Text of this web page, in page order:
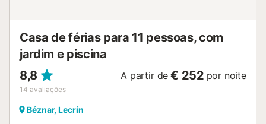
Casa de férias para 11 pessoas, com
jardim e piscina
8,8
14 avaliações
A partir de € 252 por noite
Béznar, Lecrín